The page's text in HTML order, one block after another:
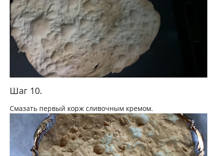
Шаг 10.
Смазать первый корж сливочным кремом.